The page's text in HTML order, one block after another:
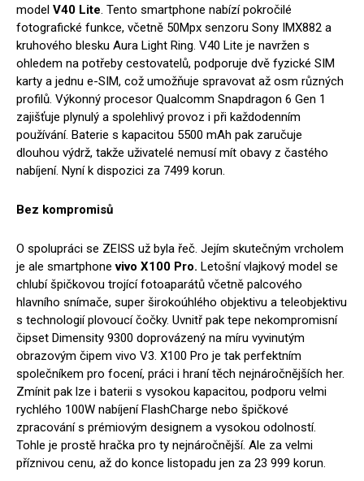
model V40 Lite. Tento smartphone nabízí pokročilé
fotografické funkce, včetně 50Mpx senzoru Sony IMX882 a
kruhového blesku Aura Light Ring. V40 Lite je navržen s
ohledem na potřeby cestovatelů, podporuje dvě fyzické SIM
karty a jednu e-SIM, což umožňuje spravovat až osm různých
profilů. Výkonný procesor Qualcomm Snapdragon 6 Gen 1
zajišťuje plynulý a spolehlivý provoz i při každodenním
používání. Baterie s kapacitou 5500 mAh pak zaručuje
dlouhou výdrž, takže uživatelé nemusí mít obavy z častého
nabíjení. Nyní k dispozici za 7499 korun.
Bez kompromisů
O spolupráci se ZEISS už byla řeč. Jejím skutečným vrcholem
je ale smartphonevivo X100 Pro. Letošní vlajkový model se
chlubí špičkovou trojící fotoaparátů včetně palcového
hlavního snímače, super širokoúhlého objektivu a teleobjektivu
s technologií plovoucí čočky. Uvnitř pak tepe nekompromisní
čipset Dimensity 9300 doprovázený na míru vyvinutým
obrazovým čipem vivo V3. X100 Pro je tak perfektním
společníkem pro focení, práci i hraní těch nejnáročnějších her.
Zmínit pak lze i baterii s vysokou kapacitou, podporu velmi
rychlého 100W nabíjení FlashCharge nebo špičkové
zpracování s prémiovým designem a vysokou odolností.
Tohle je prostě hračka pro ty nejnáročnější. Ale za velmi
příznivou cenu, až do konce listopadu jen za 23 999 korun.